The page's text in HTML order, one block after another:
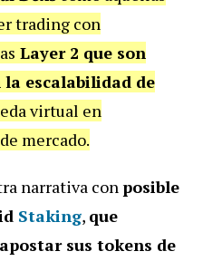
trading con
Layer 2 que son
escalabilidad de
virtual en
mercado.
narrativa conposible
Staking, que
sus tokens de